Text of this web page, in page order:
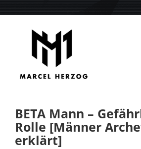
BETA Mann –
Rolle [Männer
erklärt]